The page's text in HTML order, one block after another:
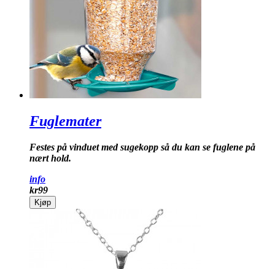
Fuglemater
Festes på vinduet med sugekopp så du kan se fuglene på
nært hold.
info
kr99
Kjøp